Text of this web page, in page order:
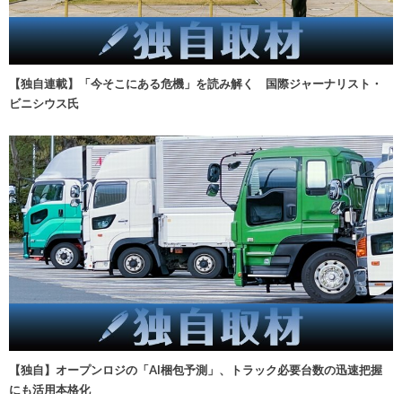
【独自連載】「今そこにある危機」を読み解く 国際ジャーナリスト・
ビニシウス氏
【独自】オープンロジの「AI梱包予測」、トラック必要台数の迅速把握
にも活用本格化